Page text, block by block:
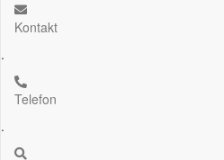
Kontakt
.
Telefon
.